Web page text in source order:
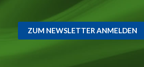
ZUM NEWSLETTER ANMELDEN